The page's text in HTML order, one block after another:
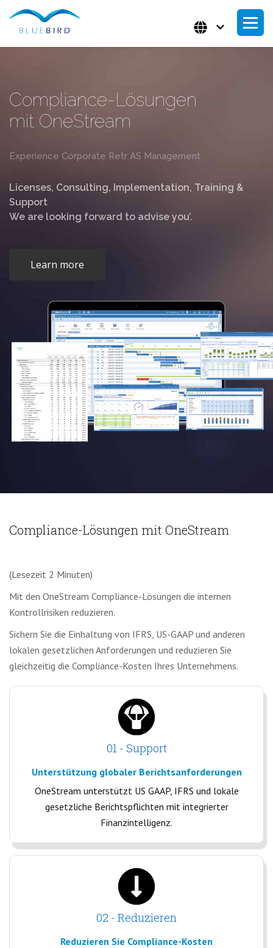
Compliance-Lösungen
mit OneStream
Experience Corporate Retr AS Management
Licenses, Consulting, Implementation, Training &
Support
We are looking forward to advise you’.
Learn more
Compliance-Lösungen mit OneStream
(Lesezeit 2 Minuten)
Mit den OneStream Compliance-Lösungen die internen
Kontrollrisiken reduzieren.
Sichern Sie die Einhaltung von IFRS, US-GAAP und anderen
lokalen gesetzlichen Anforderungen und reduzieren Sie
gleichzeitig die Compliance-Kosten Ihres Unternehmens.
01 - Support
Unterstützung globaler Berichtsanforderungen
OneStream unterstützt US GAAP, IFRS und lokale
gesetzliche Berichtspflichten mit integrierter
Finanzintelligenz.
02 - Reduzieren
Reduzieren Sie Compliance-Kosten